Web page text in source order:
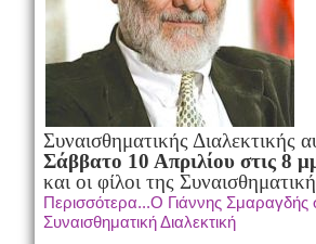
Συναισθηματικής Διαλεκτικής
Σάββατο 10 Απριλίου στις 8
και οι φίλοι της
Περισσότερα...Ο Γιάννης Σμαραγδής
Συναισθηματική Διαλεκτική